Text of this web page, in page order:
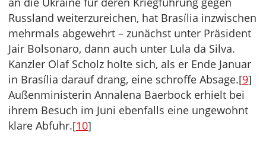
Russland weiterzureichen, hat Brasília inzwischen
mehrmals abgewehrt – zunächst unter Präsident
Jair Bolsonaro, dann auch unter Lula da Silva.
Kanzler Olaf Scholz holte sich, als er Ende Januar
in Brasília darauf drang, eine schroffe Absage.[9]
Außenministerin Annalena Baerbock erhielt bei
ihrem Besuch im Juni ebenfalls eine ungewohnt
klare Abfuhr.[10]